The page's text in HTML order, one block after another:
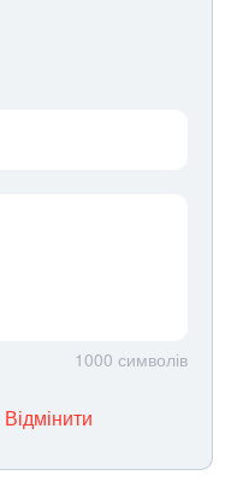
1000 символів
Відмінити